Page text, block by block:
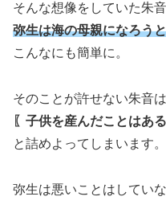
そんな想像をしていた朱
弥生は海の母親になろう
こんなにも簡単に。
そのことが許せない朱音
〖子供を産んだことはある
と詰めよってしまいます。
弥生は悪いことはしていな